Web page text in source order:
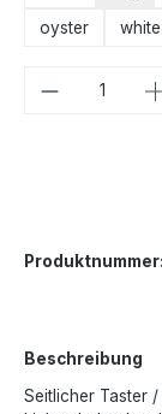
oyster
white
Produkt
Produktnummer:
Beschreibung
Seitlicher Taster